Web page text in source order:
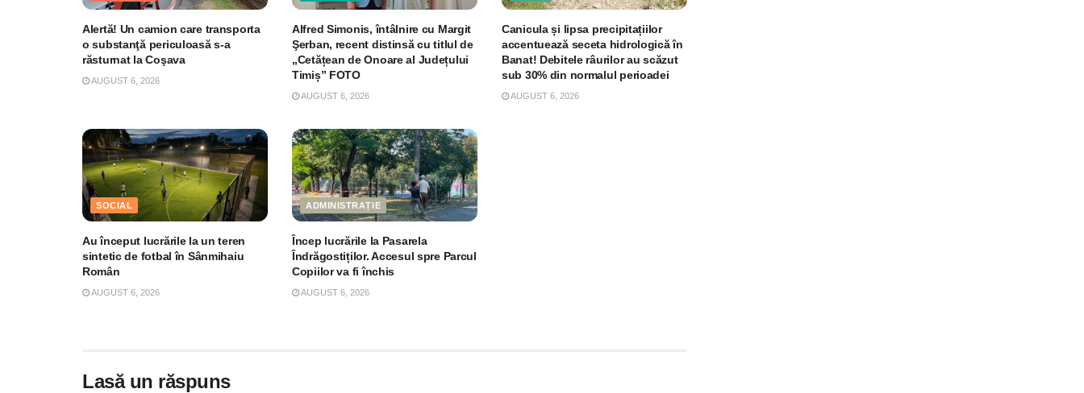
Alertă! Un camion care transporta
o substanţă periculoasă s-a
răsturnat la Coşava
AUGUST 6, 2026
Alfred Simonis, întâlnire cu Margit
Şerban, recent distinsă cu titlul de
„Cetățean de Onoare al Județului
Timiș” FOTO
AUGUST 6, 2026
Canicula și lipsa precipitațiilor
accentuează seceta hidrologică în
Banat! Debitele râurilor au scăzut
sub 30% din normalul perioadei
AUGUST 6, 2026
SOCIAL
Au început lucrările la un teren
sintetic de fotbal în Sânmihaiu
Român
AUGUST 6, 2026
ADMINISTRAȚIE
Încep lucrările la Pasarela
Îndrăgostiților. Accesul spre Parcul
Copiilor va fi închis
AUGUST 6, 2026
Lasă un răspuns